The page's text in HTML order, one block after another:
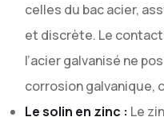
celles du bac acier,
et discrète. Le
l’acier galvanisé ne
corrosion galvanique,
Le solin en zinc : Le